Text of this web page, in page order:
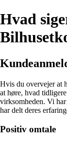
Hvad
Hvis du overvejer at
at høre, hvad
virksomheden. Vi
har delt deres
Positiv omtale